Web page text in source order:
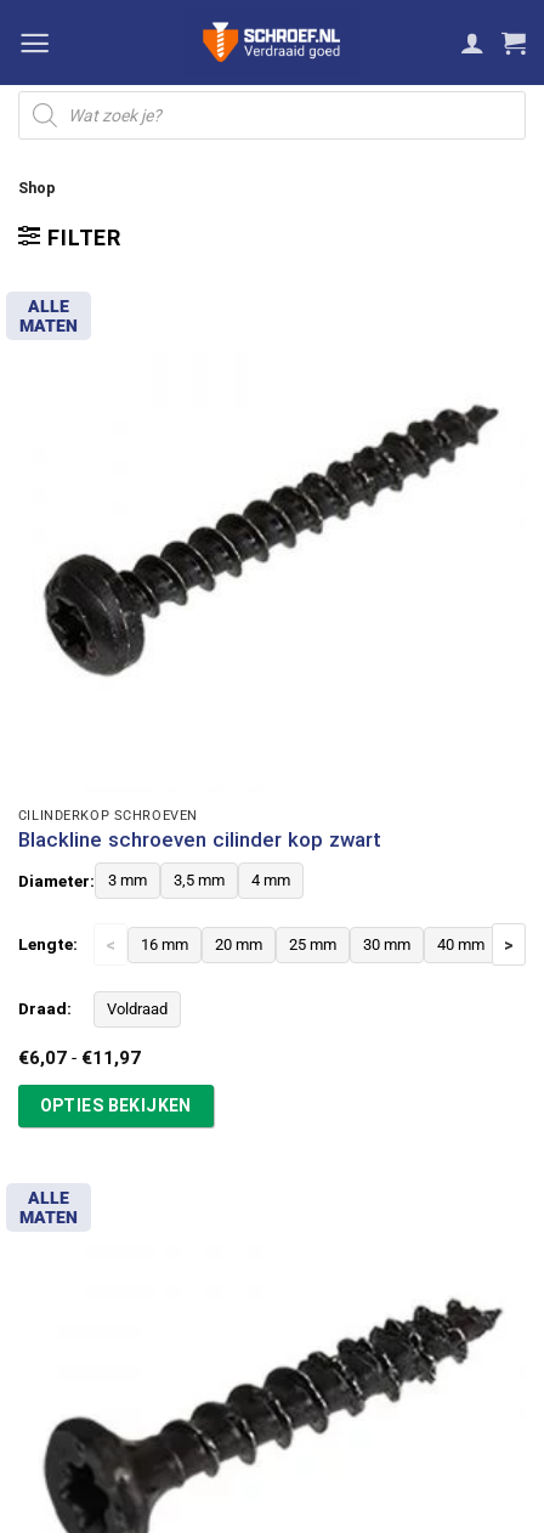
naar
inhoud
Producten
zoeken
Shop
FILTER
ALLE
MATEN
CILINDERKOP SCHROEVEN
Blackline schroeven cilinder kop zwart
Diameter: 3 mm 3,5 mm 4 mm
Lengte: < 16 mm 20 mm 25 mm 30 mm 40 mm >
Draad: Voldraad
€6,07 - €11,97Prijsklasse:
€11,97
OPTIES BEKIJKEN
ALLE
MATEN